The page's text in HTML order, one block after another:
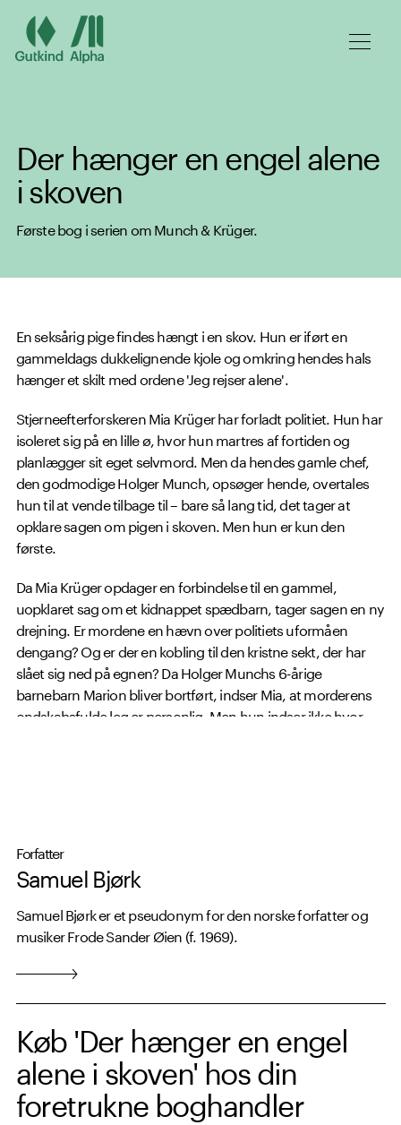
Spring til hovedindhold
Der hænger en engel alene
i skoven
Første bog i serien om Munch & Krüger.
En seksårig pige findes hængt i en skov. Hun er iført en
gammeldags dukkelignende kjole og omkring hendes hals
hænger et skilt med ordene 'Jeg rejser alene'.
Stjerneefterforskeren Mia Krüger har forladt politiet. Hun har
isoleret sig på en lille ø, hvor hun martres af fortiden og
planlægger sit eget selvmord. Men da hendes gamle chef,
den godmodige Holger Munch, opsøger hende, overtales
hun til at vende tilbage til – bare så lang tid, det tager at
opklare sagen om pigen i skoven. Men hun er kun den
første.
Da Mia Krüger opdager en forbindelse til en gammel,
uopklaret sag om et kidnappet spædbarn, tager sagen en ny
drejning. Er mordene en hævn over politiets uformåen
dengang? Og er der en kobling til den kristne sekt, der har
slået sig ned på egnen? Da Holger Munchs 6-årige
barnebarn Marion bliver bortført, indser Mia, at morderens
ondskabsfulde leg er personlig. Men hun indser ikke hvor
Forfatter
Samuel Bjørk
Samuel Bjørk er et pseudonym for den norske forfatter og
musiker Frode Sander Øien (f. 1969).
Køb 'Der hænger en engel
alene i skoven' hos din
foretrukne boghandler